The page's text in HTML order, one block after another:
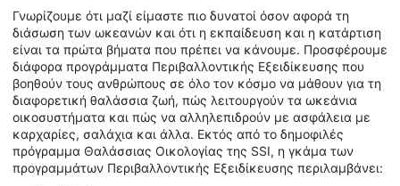
Γνωρίζουμε ότι μαζί είμαστε πιο δυνατοί όσον αφορά τη
διάσωση των ωκεανών και ότι η εκπαίδευση και η κατάρτιση
είναι τα πρώτα βήματα που πρέπει να κάνουμε. Προσφέρουμε
διάφορα προγράμματα Περιβαλλοντικής Εξειδίκευσης που
βοηθούν τους ανθρώπους σε όλο τον κόσμο να μάθουν για τη
διαφορετική θαλάσσια ζωή, πώς λειτουργούν τα ωκεάνια
οικοσυστήματα και πώς να αλληλεπιδρούν με ασφάλεια με
καρχαρίες, σαλάχια και άλλα. Εκτός από το δημοφιλές
πρόγραμμα Θαλάσσιας Οικολογίας της SSI, η γκάμα των
προγραμμάτων Περιβαλλοντικής Εξειδίκευσης περιλαμβάνει: